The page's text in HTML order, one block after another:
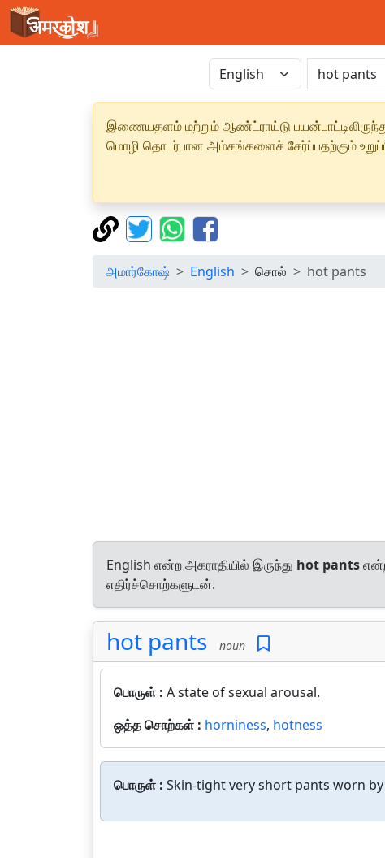
இணையதளம் மற்றும் ஆண்ட்ராய்டு
மொழி தொடர்பான அம்சங்களைச் சேர்ப்பதற்கும்
அமார்கோஷ் English சொல் hot pants
English என்ற அகராதியில் இருந்து hot pants
எதிர்ச்சொற்களுடன்.
hot pants noun
பொருள் : A state of sexual arousal.
ஒத்த சொற்கள் : horniness, hotness
பொருள் : Skin-tight very short pants worn